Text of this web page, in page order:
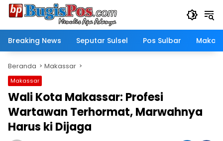
Langsung
Breaking News
Seputar Sulsel Pos Sulbar
Beranda Makassar
Makassar
Wali Kota Makassar: Profesi
Wartawan Terhormat, Marwahnya
Harus ki Dijaga